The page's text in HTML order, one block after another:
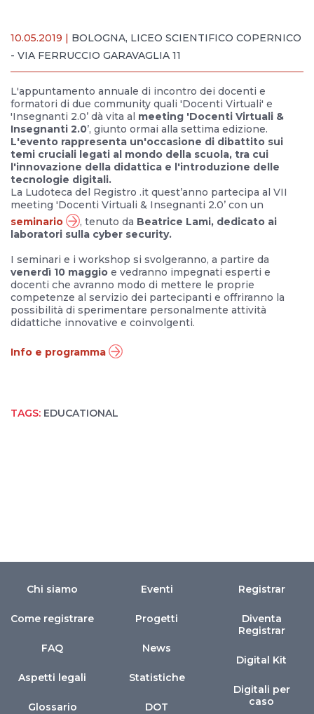
10.05.2019 | BOLOGNA, LICEO SCIENTIFICO COPERNICO
- VIA FERRUCCIO GARAVAGLIA 11
L'appuntamento annuale di incontro dei docenti e
formatori di due community quali 'Docenti Virtuali' e
'Insegnanti 2.0’ dà vita al meeting 'Docenti Virtuali &
Insegnanti 2.0’, giunto ormai alla settima edizione.
L'evento rappresenta un'occasione di dibattito sui
temi cruciali legati al mondo della scuola, tra cui
l'innovazione della didattica e l'introduzione delle
tecnologie digitali.
La Ludoteca del Registro .it quest’anno partecipa al VII
meeting 'Docenti Virtuali & Insegnanti 2.0’ con un
seminario
, tenuto da Beatrice Lami, dedicato ai
laboratori sulla cyber security.
I seminari e i workshop si svolgeranno, a partire da
venerdì 10 maggio e vedranno impegnati esperti e
docenti che avranno modo di mettere le proprie
competenze al servizio dei partecipanti e offriranno la
possibilità di sperimentare personalmente attività
didattiche innovative e coinvolgenti.
Info e programma
TAGS: EDUCATIONAL
Chi siamo
Come registrare
FAQ
Aspetti legali
Glossario
Eventi
Progetti
News
Statistiche
DOT
Registrar
Diventa
Registrar
Digital Kit
Digitali per
caso